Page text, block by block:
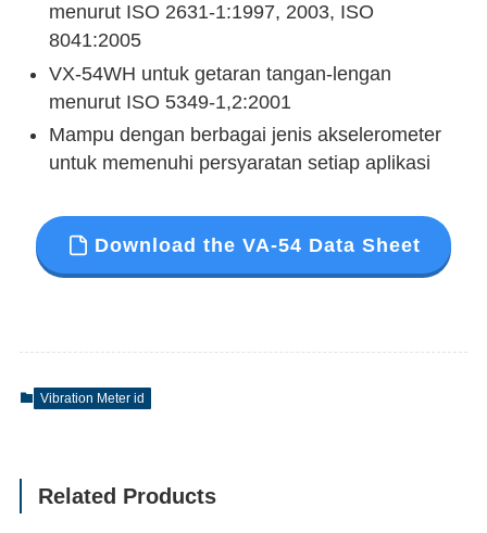
menurut ISO 2631-1:1997, 2003, ISO
8041:2005
VX-54WH untuk getaran tangan-lengan
menurut ISO 5349-1,2:2001
Mampu dengan berbagai jenis akselerometer
untuk memenuhi persyaratan setiap aplikasi
Download the VA-54 Data Sheet
Vibration Meter id
Related Products